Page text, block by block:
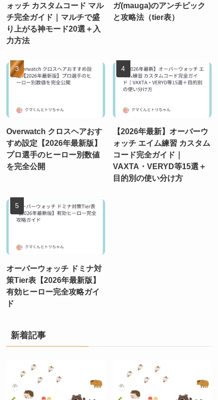
ォッチ カスタムコード マル
チ完全ガイド｜マルチで盛
り上がる神モード20選＋入
力方法
ガ(mauga)のアンチピック
と攻略法（tier表）
Overwatch クロスヘアおす
すめ設定【2026年最新版】
プロ選手のヒーロー別数値
を完全公開
【2026年最新】オーバーウ
ォッチ エイム練習 カスタム
コード完全ガイド｜
VAXTA・VERYD等15選＋
目的別の使い分け方
オーバーウォッチ ドミナ対
策Tier表【2026年最新版】
有効ヒーロー完全攻略ガイ
ド
新着記事